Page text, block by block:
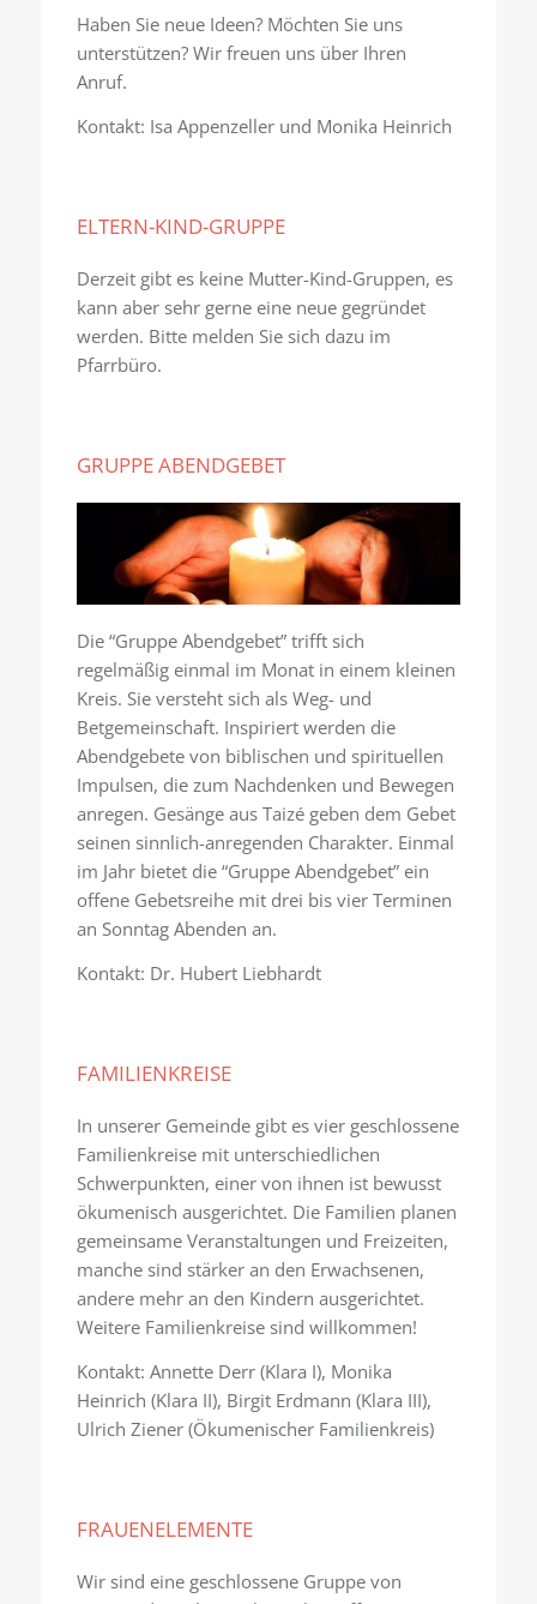
Haben Sie neue Ideen? Möchten Sie uns
unterstützen? Wir freuen uns über Ihren
Anruf.
Kontakt: Isa Appenzeller und Monika Heinrich
ELTERN-KIND-GRUPPE
Derzeit gibt es keine Mutter-Kind-Gruppen, es
kann aber sehr gerne eine neue gegründet
werden. Bitte melden Sie sich dazu im
Pfarrbüro.
GRUPPE ABENDGEBET
Die “Gruppe Abendgebet” trifft sich
regelmäßig einmal im Monat in einem kleinen
Kreis. Sie versteht sich als Weg- und
Betgemeinschaft. Inspiriert werden die
Abendgebete von biblischen und spirituellen
Impulsen, die zum Nachdenken und Bewegen
anregen. Gesänge aus Taizé geben dem Gebet
seinen sinnlich-anregenden Charakter. Einmal
im Jahr bietet die “Gruppe Abendgebet” ein
offene Gebetsreihe mit drei bis vier Terminen
an Sonntag Abenden an.
Kontakt: Dr. Hubert Liebhardt
FAMILIENKREISE
In unserer Gemeinde gibt es vier geschlossene
Familienkreise mit unterschiedlichen
Schwerpunkten, einer von ihnen ist bewusst
ökumenisch ausgerichtet. Die Familien planen
gemeinsame Veranstaltungen und Freizeiten,
manche sind stärker an den Erwachsenen,
andere mehr an den Kindern ausgerichtet.
Weitere Familienkreise sind willkommen!
Kontakt: Annette Derr (Klara I), Monika
Heinrich (Klara II), Birgit Erdmann (Klara III),
Ulrich Ziener (Ökumenischer Familienkreis)
FRAUENELEMENTE
Wir sind eine geschlossene Gruppe von